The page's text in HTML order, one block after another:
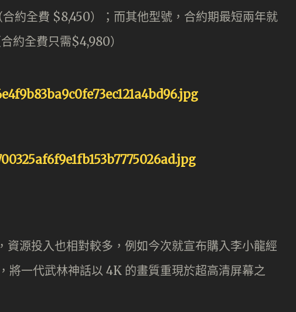
約全費 $8,450）；而其他型號，合約期最短兩年就
合約全費只需$4,980）
資源投入也相對較多，例如今次就宣布購入李小龍經
將一代武林神話以 4K 的畫質重現於超高清屏幕之